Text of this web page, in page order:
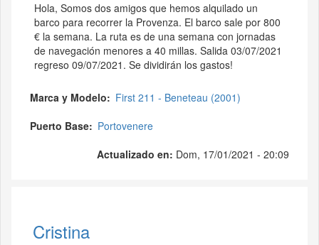
Hola, Somos dos amigos que hemos alquilado un
barco para recorrer la Provenza. El barco sale por 800
€ la semana. La ruta es de una semana con jornadas
de navegación menores a 40 millas. Salida 03/07/2021
regreso 09/07/2021. Se dividirán los gastos!
Marca y Modelo
First 211 - Beneteau (2001)
Puerto Base
Portovenere
Actualizado en: Dom, 17/01/2021 - 20:09
Cristina